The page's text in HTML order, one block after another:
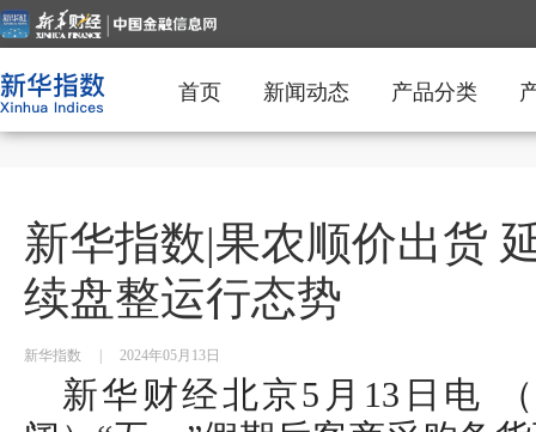
首页 新闻动态 产品分类
新华指数|果农顺价出货
续盘整运行态势
新华指数 2024年05月13日
新华财经北京5月13日电